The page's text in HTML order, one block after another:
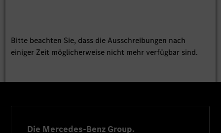
Bitte beachten Sie, dass die Ausschreibungen nach
einiger Zeit möglicherweise nicht mehr verfügbar sind.
Die Mercedes-Benz Group.